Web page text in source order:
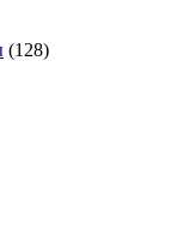
(128)